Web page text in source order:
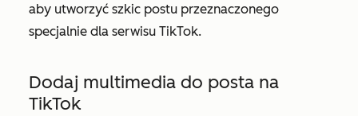
aby utworzyć szkic postu przeznaczonego
specjalnie dla serwisu TikTok.
Dodaj multimedia do posta na
TikTok